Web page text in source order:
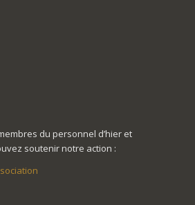
du personnel d’hier et
soutenir notre action :